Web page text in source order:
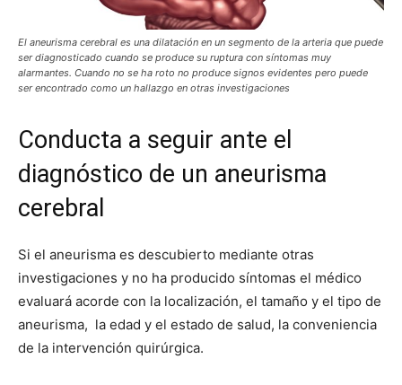
El aneurisma cerebral es una dilatación en un segmento de la arteria que puede
ser diagnosticado cuando se produce su ruptura con síntomas muy
alarmantes. Cuando no se ha roto no produce signos evidentes pero puede
ser encontrado como un hallazgo en otras investigaciones
Conducta a seguir ante el
diagnóstico de un aneurisma
cerebral
Si el aneurisma es descubierto mediante otras
investigaciones y no ha producido síntomas el médico
evaluará acorde con la localización, el tamaño y el tipo de
aneurisma, la edad y el estado de salud, la conveniencia
de la intervención quirúrgica.